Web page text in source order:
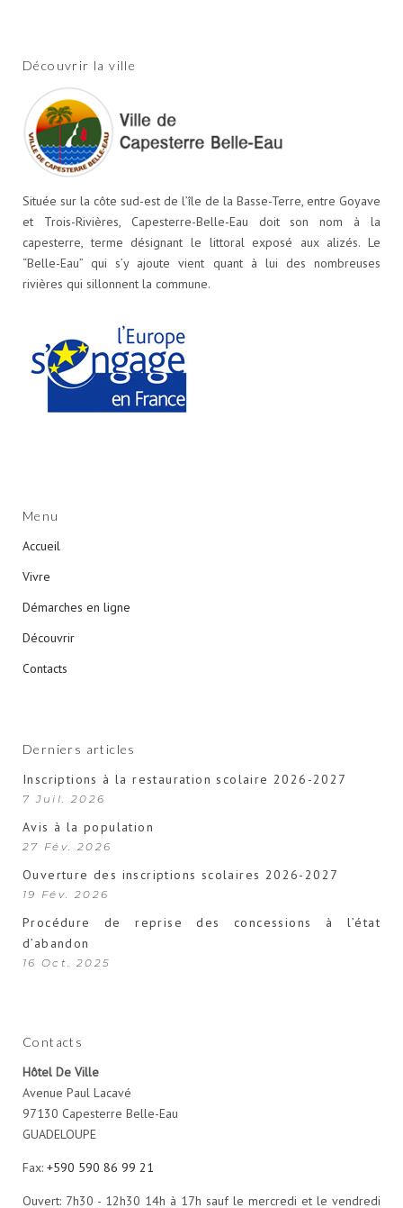
Découvrir la ville
Située sur la côte sud-est de l’île de la Basse-Terre, entre Goyave
et Trois-Rivières, Capesterre-Belle-Eau doit son nom à la
capesterre, terme désignant le littoral exposé aux alizés. Le
“Belle-Eau” qui s’y ajoute vient quant à lui des nombreuses
rivières qui sillonnent la commune.
Menu
Accueil
Vivre
Démarches en ligne
Découvrir
Contacts
Derniers articles
Inscriptions à la restauration scolaire 2026-2027
7 Juil. 2026
Avis à la population
27 Fév. 2026
Ouverture des inscriptions scolaires 2026-2027
19 Fév. 2026
Procédure de reprise des concessions à l’état
d’abandon
16 Oct. 2025
Contacts
Hôtel De Ville
Avenue Paul Lacavé
97130 Capesterre Belle-Eau
GUADELOUPE
Fax: +590 590 86 99 21
Ouvert: 7h30 - 12h30 14h à 17h sauf le mercredi et le vendredi